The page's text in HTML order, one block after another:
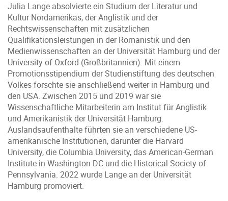
Julia Lange absolvierte ein Studium der Literatur und
Kultur Nordamerikas, der Anglistik und der
Rechtswissenschaften mit zusätzlichen
Qualifikationsleistungen in der Romanistik und den
Medienwissenschaften an der Universität Hamburg und der
University of Oxford (Großbritannien). Mit einem
Promotionsstipendium der Studienstiftung des deutschen
Volkes forschte sie anschließend weiter in Hamburg und
den USA. Zwischen 2015 und 2019 war sie
Wissenschaftliche Mitarbeiterin am Institut für Anglistik
und Amerikanistik der Universität Hamburg.
Auslandsaufenthalte führten sie an verschiedene US-
amerikanische Institutionen, darunter die Harvard
University, die Columbia University, das American-German
Institute in Washington DC und die Historical Society of
Pennsylvania. 2022 wurde Lange an der Universität
Hamburg promoviert.